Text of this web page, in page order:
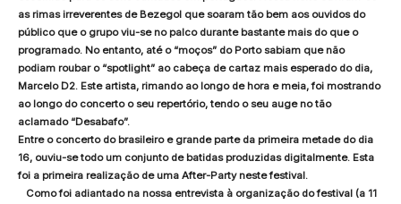
as rimas irreverentes de Bezegol que soaram tão bem aos ouvidos do
público que o grupo viu-se no palco durante bastante mais do que o
programado. No entanto, até o “moços” do Porto sabiam que não
podiam roubar o “spotlight” ao cabeça de cartaz mais esperado do dia,
Marcelo D2. Este artista, rimando ao longo de hora e meia, foi mostrando
ao longo do concerto o seu repertório, tendo o seu auge no tão
aclamado “Desabafo”.
Entre o concerto do brasileiro e grande parte da primeira metade do dia
16, ouviu-se todo um conjunto de batidas produzidas digitalmente. Esta
foi a primeira realização de uma After-Party neste festival.
Como foi adiantado na nossa entrevista à organização do festival (a 11